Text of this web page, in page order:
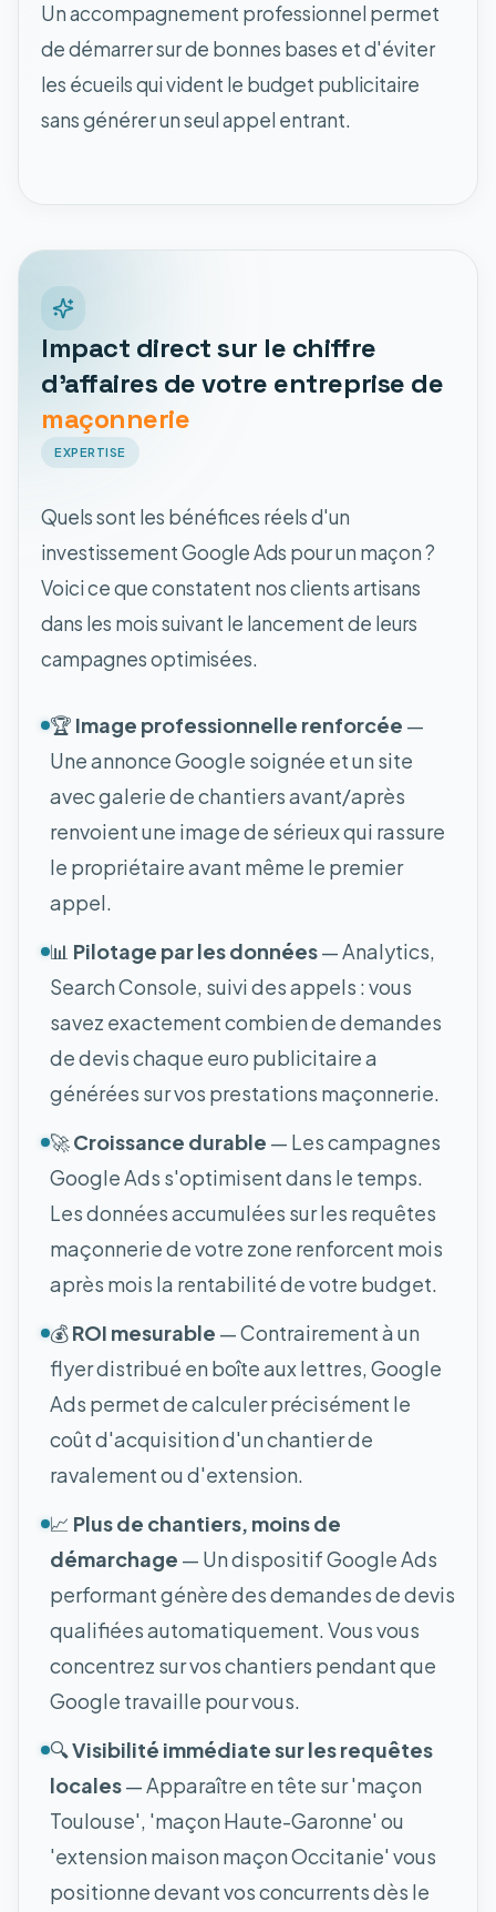
Un accompagnement professionnel permet
de démarrer sur de bonnes bases et d'éviter
les écueils qui vident le budget publicitaire
sans générer un seul appel entrant.
Impact direct sur le chiffre
d'affaires de votre entreprise de
maçonnerie
EXPERTISE
Quels sont les bénéfices réels d'un
investissement Google Ads pour un maçon ?
Voici ce que constatent nos clients artisans
dans les mois suivant le lancement de leurs
campagnes optimisées.
🏆 Image professionnelle renforcée —
Une annonce Google soignée et un site
avec galerie de chantiers avant/après
renvoient une image de sérieux qui rassure
le propriétaire avant même le premier
appel.
📊 Pilotage par les données— Analytics,
Search Console, suivi des appels : vous
savez exactement combien de demandes
de devis chaque euro publicitaire a
générées sur vos prestations maçonnerie.
🚀Croissance durable — Les campagnes
Google Ads s'optimisent dans le temps.
Les données accumulées sur les requêtes
maçonnerie de votre zone renforcent mois
après mois la rentabilité de votre budget.
💰ROI mesurable — Contrairement à un
flyer distribué en boîte aux lettres, Google
Ads permet de calculer précisément le
coût d'acquisition d'un chantier de
ravalement ou d'extension.
📈 Plus de chantiers, moins de
démarchage — Un dispositif Google Ads
performant génère des demandes de devis
qualifiées automatiquement. Vous vous
concentrez sur vos chantiers pendant que
Google travaille pour vous.
🔍Visibilité immédiate sur les requêtes
locales— Apparaître en tête sur 'maçon
Toulouse', 'maçon Haute-Garonne' ou
'extension maison maçon Occitanie' vous
positionne devant vos concurrents dès le